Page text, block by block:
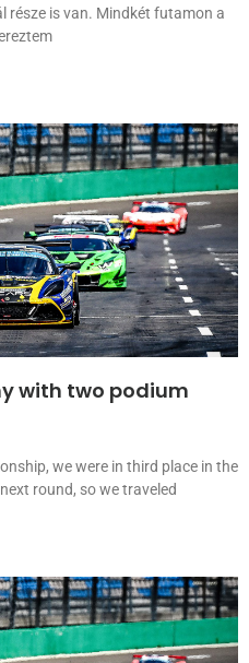
része is van. Mindkét futamon a
with two podium
we were in third place in the
round, so we traveled